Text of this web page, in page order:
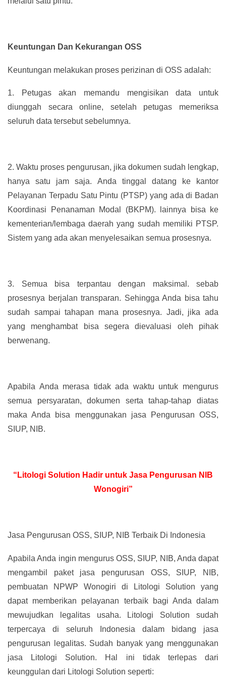
Keuntungan Dan Kekurangan OSS
Keuntungan melakukan proses perizinan di OSS adalah:
1.
Petugas akan memandu mengisikan data untuk
diunggah secara online, setelah petugas memeriksa
seluruh data tersebut sebelumnya.
2. Waktu proses pengurusan, jika dokumen sudah lengkap,
hanya satu jam saja. Anda tinggal datang ke kantor
Pelayanan Terpadu Satu Pintu (PTSP) yang ada di Badan
Koordinasi Penanaman Modal (BKPM). lainnya bisa ke
kementerian/lembaga daerah yang sudah memiliki PTSP.
Sistem yang ada akan menyelesaikan semua prosesnya.
3.
Semua bisa terpantau dengan maksimal. sebab
prosesnya berjalan transparan. Sehingga Anda bisa tahu
sudah sampai tahapan mana prosesnya. Jadi, jika ada
yang menghambat bisa segera dievaluasi oleh pihak
berwenang.
Apabila Anda merasa tidak ada waktu untuk mengurus
semua persyaratan, dokumen serta tahap-tahap diatas
maka Anda bisa menggunakan jasa Pengurusan OSS,
SIUP, NIB.
“Litologi Solution Hadir untuk Jasa Pengurusan NIB
Wonogiri”
Jasa Pengurusan OSS, SIUP, NIB Terbaik Di Indonesia
Apabila Anda ingin mengurus OSS, SIUP, NIB, Anda dapat
mengambil paket jasa pengurusan OSS, SIUP, NIB,
pembuatan NPWP Wonogiri di Litologi Solution yang
dapat memberikan pelayanan terbaik bagi Anda dalam
mewujudkan legalitas usaha. Litologi Solution sudah
terpercaya di seluruh Indonesia dalam bidang jasa
pengurusan legalitas. Sudah banyak yang menggunakan
jasa Litologi Solution. Hal ini tidak terlepas dari
keunggulan dari Litologi Solution seperti: